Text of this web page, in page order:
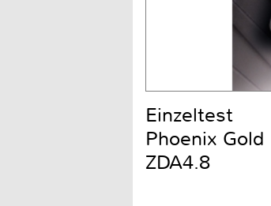
Einzeltest
Phoenix Gold
ZDA4.8